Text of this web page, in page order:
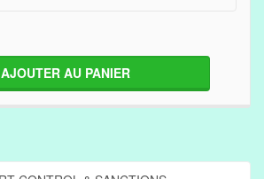
AJOUTER AU PANIER